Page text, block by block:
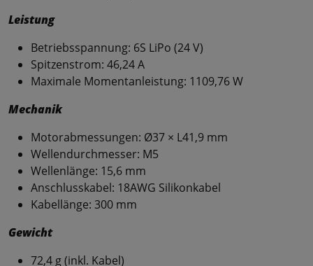
Leistung
Betriebsspannung: 6S LiPo (24 V)
Spitzenstrom: 46,24 A
Maximale Momentanleistung: 1109,76 W
Mechanik
Motorabmessungen: Ø37 × L41,9 mm
Wellendurchmesser: M5
Wellenlänge: 15,6 mm
Anschlusskabel: 18AWG Silikonkabel
Kabellänge: 300 mm
Gewicht
72,4 g (inkl. Kabel)